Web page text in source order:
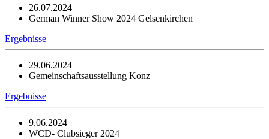
26.07.2024
German Winner Show 2024 Gelsenkirchen
Ergebnisse
29.06.2024
Gemeinschaftsausstellung Konz
Ergebnisse
9.06.2024
WCD- Clubsieger 2024